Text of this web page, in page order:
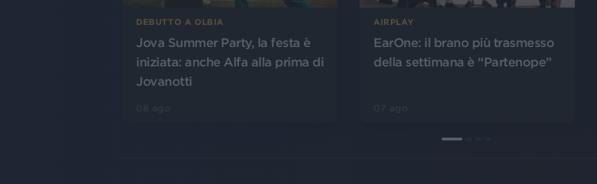
DEBUTTO A OLBIA
Jova Summer Party, la festa è
iniziata: anche Alfa alla prima di
Jovanotti
AIRPLAY
EarOne: il brano più trasmesso
della settimana è “Partenope”